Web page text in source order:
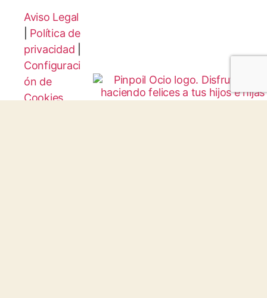
Aviso Legal
Política de
privacidad
Configuraci
ón de
Cookies